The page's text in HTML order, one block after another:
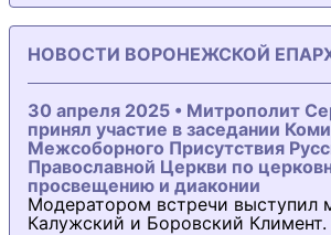
НОВОСТИ ВОРОНЕЖСКОЙ
30 апреля 2025 • Митрополит
принял участие в заседании
Межсоборного Присутствия
Православной Церкви по
просвещению и диаконии
Модератором встречи выступил
Калужский и Боровский Климент.